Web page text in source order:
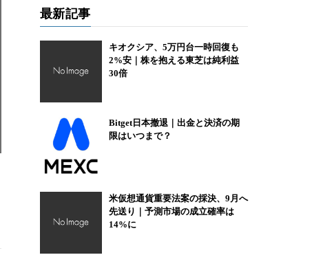
最新記事
キオクシア、5万円台一時回復も
2%安｜株を抱える東芝は純利益
30倍
Bitget日本撤退｜出金と決済の期
限はいつまで？
米仮想通貨重要法案の採決、9月へ
先送り｜予測市場の成立確率は
14%に